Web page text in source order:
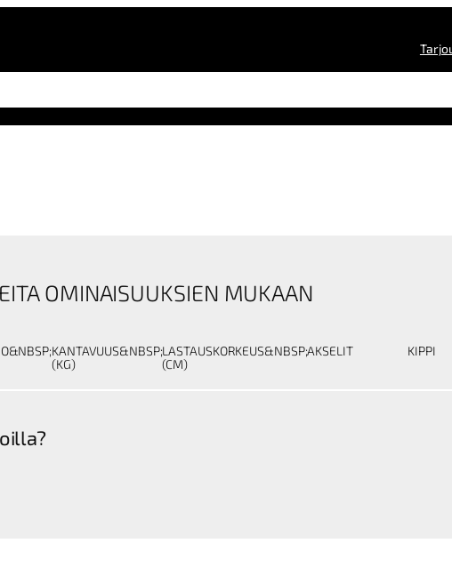
OMINAISUUKSIEN MUKAAN
KANTAVUUS&NBSP;
(KG)
LASTAUSKORKEUS&NBSP;
(CM)
AKSELIT KIPPI